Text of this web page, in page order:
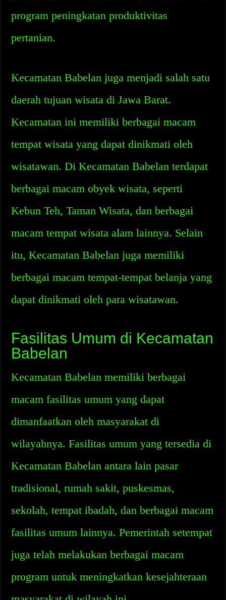
program peningkatan produktivitas
pertanian.
Kecamatan Babelan juga menjadi salah satu
daerah tujuan wisata di Jawa Barat.
Kecamatan ini memiliki berbagai macam
tempat wisata yang dapat dinikmati oleh
wisatawan. Di Kecamatan Babelan terdapat
berbagai macam obyek wisata, seperti
Kebun Teh, Taman Wisata, dan berbagai
macam tempat wisata alam lainnya. Selain
itu, Kecamatan Babelan juga memiliki
berbagai macam tempat-tempat belanja yang
dapat dinikmati oleh para wisatawan.
Fasilitas Umum di Kecamatan
Babelan
Kecamatan Babelan memiliki berbagai
macam fasilitas umum yang dapat
dimanfaatkan oleh masyarakat di
wilayahnya. Fasilitas umum yang tersedia di
Kecamatan Babelan antara lain pasar
tradisional, rumah sakit, puskesmas,
sekolah, tempat ibadah, dan berbagai macam
fasilitas umum lainnya. Pemerintah setempat
juga telah melakukan berbagai macam
program untuk meningkatkan kesejahteraan